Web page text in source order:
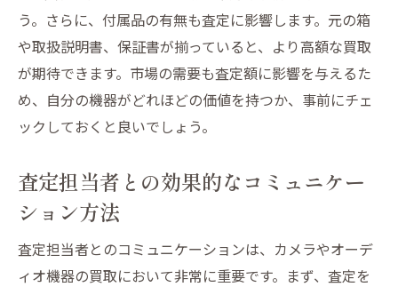
う。さらに、付属品の有無も査定に影響します。元の箱
や取扱説明書、保証書が揃っていると、より高額な買取
が期待できます。市場の需要も査定額に影響を与えるた
め、自分の機器がどれほどの価値を持つか、事前にチェ
ックしておくと良いでしょう。
査定担当者との効果的なコミュニケー
ション方法
査定担当者とのコミュニケーションは、カメラやオーデ
ィオ機器の買取において非常に重要です。まず、査定を